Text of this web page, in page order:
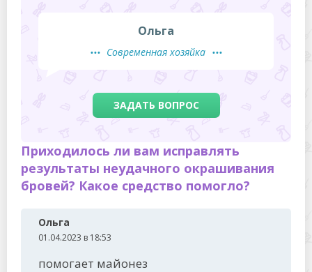
Ольга
Современная хозяйка
ЗАДАТЬ ВОПРОС
Приходилось ли вам исправлять
результаты неудачного окрашивания
бровей? Какое средство помогло?
Ольга
01.04.2023 в 18:53
помогает майонез